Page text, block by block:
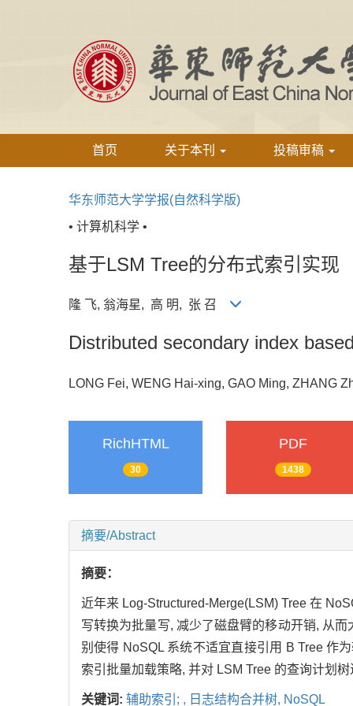
首页 关于本刊 投稿审稿
华东师范大学学报(自然科学版)
• 计算机科学 •
基于LSM Tree的分布式索引实现
隆 飞, 翁海星, 高 明, 张 召
Distributed secondary index
LONG Fei, WENG Hai-xing, GAO Ming, ZHANG
RichHTML
30
PDF
1438
摘要/Abstract
摘要：
近年来 Log-Structured-Merge(LSM) Tree 在
写转换为批量写, 减少了磁盘臂的移动开销, 从
别使得 NoSQL 系统不适宜直接引用 B Tree 作
索引批量加载策略, 并对 LSM Tree 的查询计划
关键词: 辅助索引; , 日志结构合并树, NoSQL